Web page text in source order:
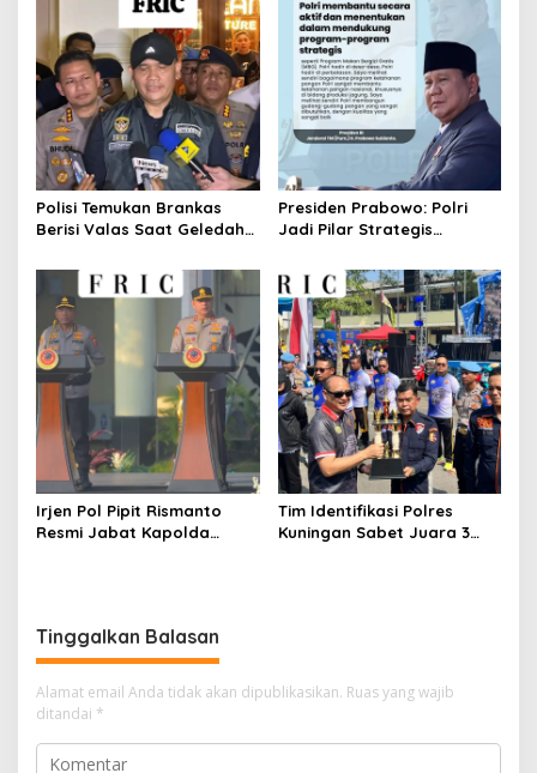
Polisi Temukan Brankas
Berisi Valas Saat Geledah
Presiden Prabowo: Polri
Jadi Pilar Strategis
Bergizi Gratis dan
Pembangunan Nasional
Irjen Pol Pipit Rismanto
Resmi Jabat Kapolda
Tim Identifikasi Polres
Kuningan Sabet Juara 3
Tinggalkan Balasan
Alamat email Anda tidak akan dipublikasikan. Ruas yang wajib
ditandai *